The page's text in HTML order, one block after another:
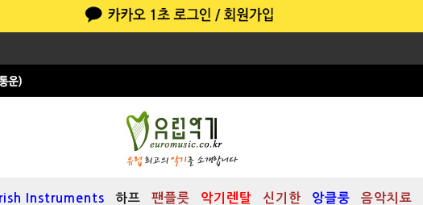
Instruments 하프 팬플릇 악기렌탈 신기한 앙클룽 음악치료